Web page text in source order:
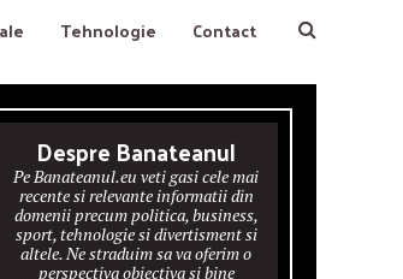
Tehnologie Contact
Despre Banateanul
Pe Banateanul.eu veti gasi cele mai
recente si relevante informatii din
domenii precum politica, business,
sport, tehnologie si divertisment si
altele. Ne straduim sa va oferim o
perspectiva obiectiva si bine